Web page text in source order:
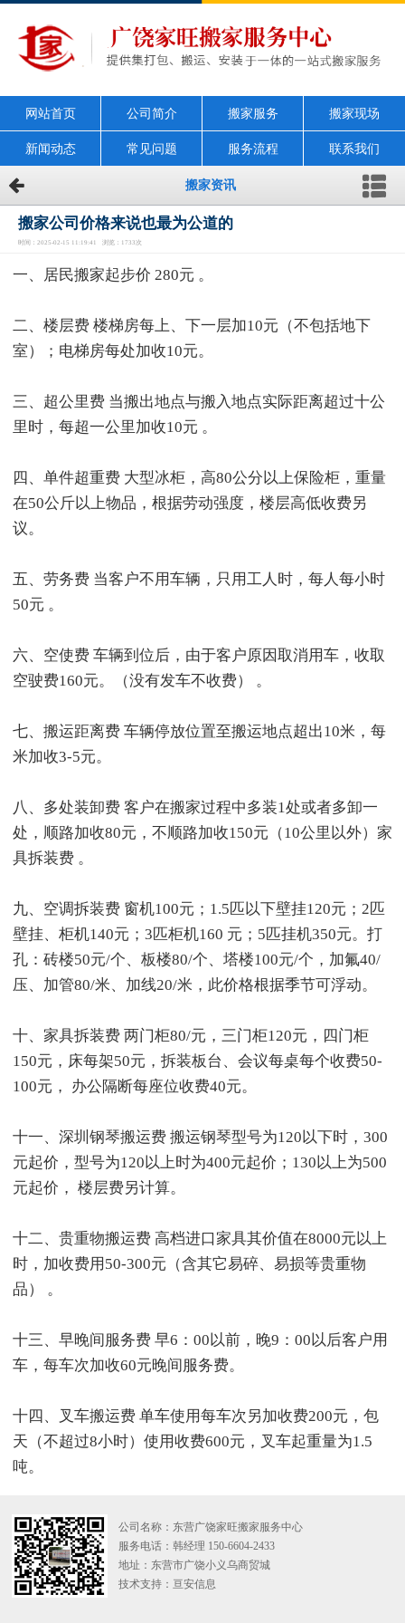
网站首页 公司简介 搬家服务 搬家现场
新闻动态 常见问题 服务流程 联系我们
搬家资讯
搬家公司价格来说也最为公道的
时间：2025-02-15 11:19:41 浏览：1733次
一、居民搬家起步价 280元 。
二、楼层费 楼梯房每上、下一层加10元（不包括地下
室）；电梯房每处加收10元。
三、超公里费 当搬出地点与搬入地点实际距离超过十公
里时，每超一公里加收10元 。
四、单件超重费 大型冰柜，高80公分以上保险柜，重量
在50公斤以上物品，根据劳动强度，楼层高低收费另
议。
五、劳务费 当客户不用车辆，只用工人时，每人每小时
50元 。
六、空使费 车辆到位后，由于客户原因取消用车，收取
空驶费160元。（没有发车不收费） 。
七、搬运距离费 车辆停放位置至搬运地点超出10米，每
米加收3-5元。
八、多处装卸费 客户在搬家过程中多装1处或者多卸一
处，顺路加收80元，不顺路加收150元（10公里以外）家
具拆装费 。
九、空调拆装费 窗机100元；1.5匹以下壁挂120元；2匹
壁挂、柜机140元；3匹柜机160 元；5匹挂机350元。打
孔：砖楼50元/个、板楼80/个、塔楼100元/个，加氟40/
压、加管80/米、加线20/米，此价格根据季节可浮动。
十、家具拆装费 两门柜80/元，三门柜120元，四门柜
150元，床每架50元，拆装板台、会议每桌每个收费50-
100元， 办公隔断每座位收费40元。
十一、深圳钢琴搬运费 搬运钢琴型号为120以下时，300
元起价，型号为120以上时为400元起价；130以上为500
元起价， 楼层费另计算。
十二、贵重物搬运费 高档进口家具其价值在8000元以上
时，加收费用50-300元（含其它易碎、易损等贵重物
品） 。
十三、早晚间服务费 早6：00以前，晚9：00以后客户用
车，每车次加收60元晚间服务费。
十四、叉车搬运费 单车使用每车次另加收费200元，包
天（不超过8小时）使用收费600元，叉车起重量为1.5
吨。
公司名称：东营广饶家旺搬家服务中心
服务电话：韩经理 150-6604-2433
地址：东营市广饶小义乌商贸城
技术支持： 亘安信息